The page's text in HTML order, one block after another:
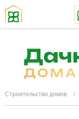
Строительство домов